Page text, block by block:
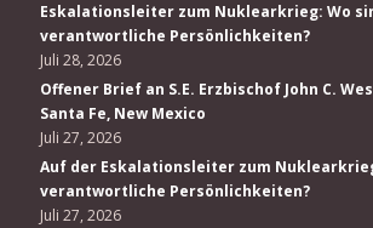
Eskalationsleiter zum Nuklearkrieg: Wo
verantwortliche Persönlichkeiten?
Juli 28, 2026
Offener Brief an S.E. Erzbischof John C.
Santa Fe, New Mexico
Juli 27, 2026
Auf der Eskalationsleiter zum
verantwortliche Persönlichkeiten?
Juli 27, 2026